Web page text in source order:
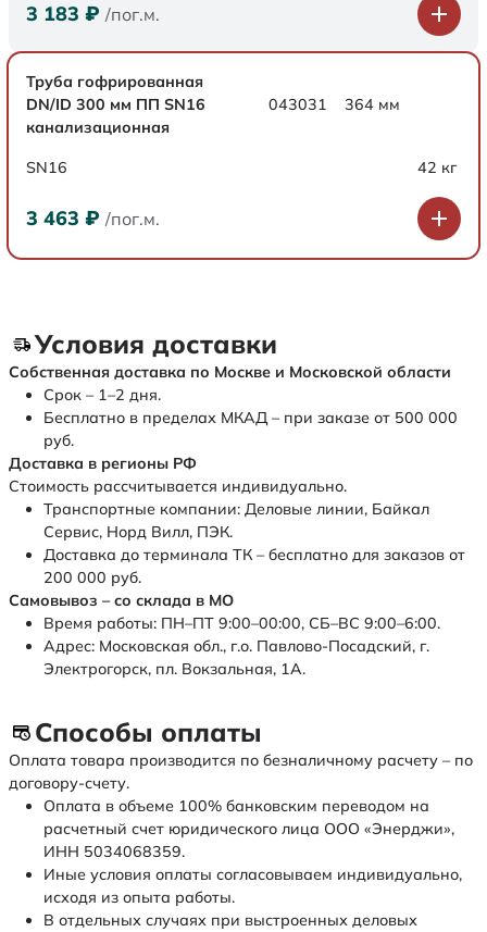
3 183 ₽ /пог.м.
Труба гофрированная
DN/ID 300 мм ПП SN16
канализационная
043031 364 мм
SN16 42 кг
3 463 ₽ /пог.м.
Условия доставки
Собственная доставка по Москве и Московской области
Срок – 1–2 дня.
Бесплатно в пределах МКАД – при заказе от 500 000
руб.
Доставка в регионы РФ
Стоимость рассчитывается индивидуально.
Транспортные компании: Деловые линии, Байкал
Сервис, Норд Вилл, ПЭК.
Доставка до терминала ТК – бесплатно для заказов от
200 000 руб.
Самовывоз – со склада в МО
Время работы: ПН–ПТ 9:00–00:00, СБ–ВС 9:00–6:00.
Адрес: Московская обл., г.о. Павлово-Посадский, г.
Электрогорск, пл. Вокзальная, 1А.
Способы оплаты
Оплата товара производится по безналичному расчету – по
договору-счету.
Оплата в объеме 100% банковским переводом на
расчетный счет юридического лица ООО «Энерджи»,
ИНН 5034068359.
Иные условия оплаты согласовываем индивидуально,
исходя из опыта работы.
В отдельных случаях при выстроенных деловых